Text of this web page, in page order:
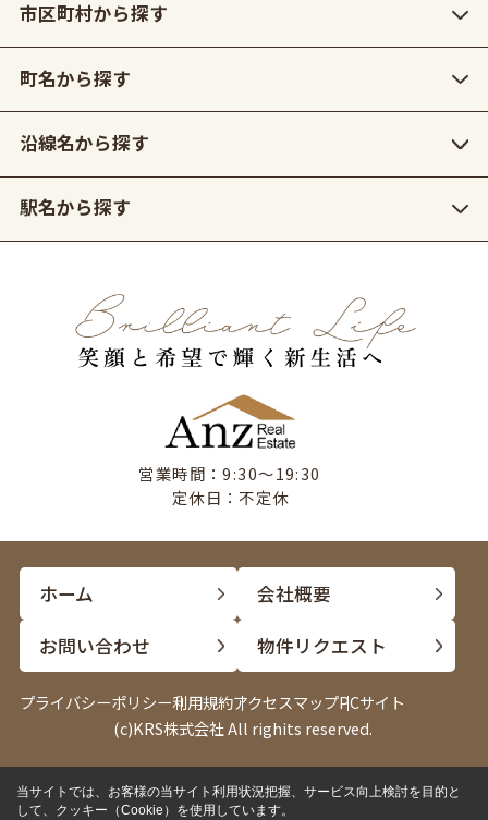
市区町村から探す
町名から探す
沿線名から探す
駅名から探す
営業時間：9:30〜19:30
定休日：不定休
ホーム
会社概要
お問い合わせ
物件リクエスト
プライバシーポリシー利用規約アクセスマップPCサイト
(c)KRS株式会社 All righits reserved.
当サイトでは、お客様の当サイト利用状況把握、サービス向上検討を目的と
して、クッキー（Cookie）を使用しています。